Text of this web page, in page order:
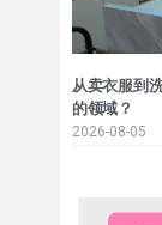
从卖衣服到
的领域？
2026-08-05